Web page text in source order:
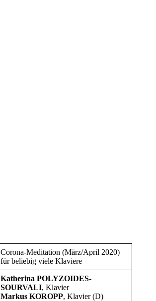
Corona-Meditation (März/April 2020)
für beliebig viele Klaviere
Katherina POLYZOIDES-
SOURVALI, Klavier
Markus KOROPP, Klavier (D)